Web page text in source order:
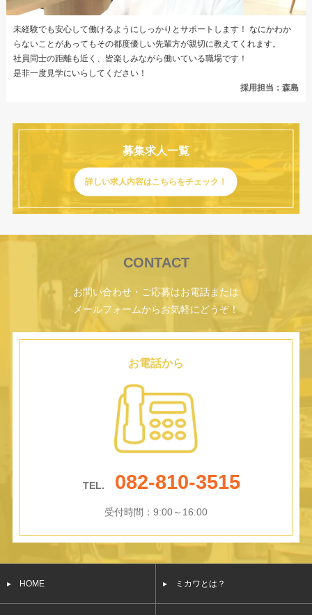
未経験でも安心して働けるようにしっかりとサポートします！ なにかわか
らないことがあってもその都度優しい先輩方が親切に教えてくれます。
社員同士の距離も近く、皆楽しみながら働いている職場です！
是非一度見学にいらしてください！
採用担当：森島
募集求人一覧
詳しい求人内容はこちらをチェック！
CONTACT
お問い合わせ・ご応募はお電話または
メールフォームからお気軽にどうぞ！
お電話から
TEL. 082-810-3515
受付時間：9:00～16:00
▸ HOME ▸ ミカワとは？